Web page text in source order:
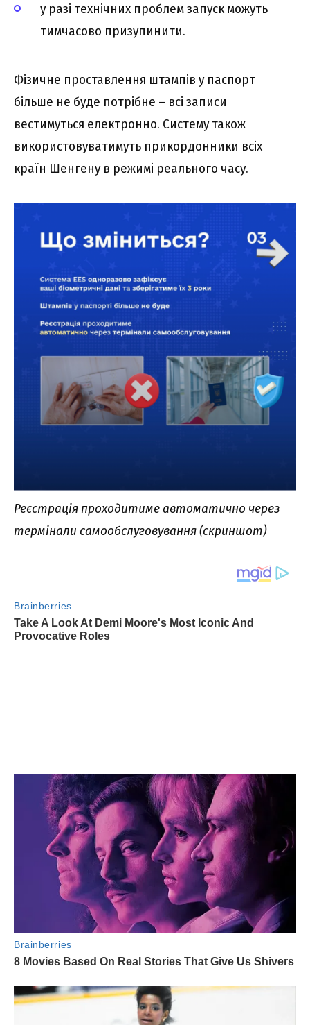
у разі технічних проблем запуск можуть
тимчасово призупинити.
Фізичне проставлення штампів у паспорт
більше не буде потрібне – всі записи
вестимуться електронно. Систему також
використовуватимуть прикордонники всіх
країн Шенгену в режимі реального часу.
Реєстрація проходитиме автоматично через
термінали самообслуговування (скриншот)